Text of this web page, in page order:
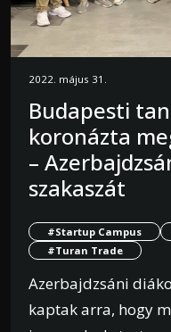
2022. május 31.
Budapesti
koronázta
–
szakaszát
#Startup Campus
#Turan Trade
Azerbajdzsáni
kaptak arra, hogy